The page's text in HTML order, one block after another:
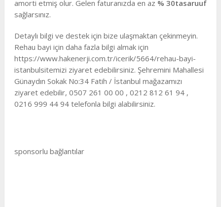
amorti etmiş olur. Gelen faturanızda en az % 30tasaruuf
sağlarsınız.
Detaylı bilgi ve destek için bize ulaşmaktan çekinmeyin.
Rehau bayi için daha fazla bilgi almak için
https://www.hakenerji.com.tr/icerik/5664/rehau-bayi-
istanbulsitemizi ziyaret edebilirsiniz. Şehremini Mahallesi
Günaydın Sokak No:34 Fatih / İstanbul mağazamızı
ziyaret edebilir, 0507 261 00 00 , 0212 812 61 94 ,
0216 999 44 94 telefonla bilgi alabilirsiniz.
sponsorlu bağlantılar